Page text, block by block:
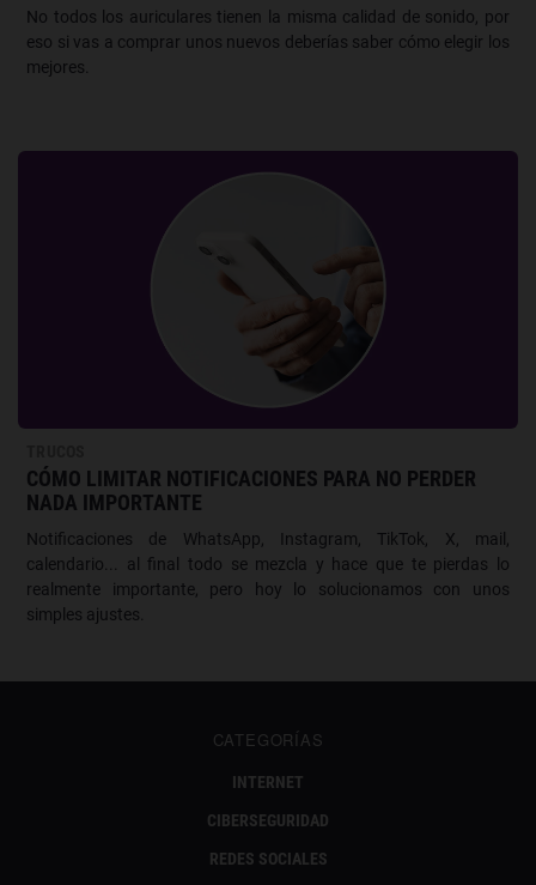
No todos los auriculares tienen la misma calidad de sonido, por
eso si vas a comprar unos nuevos deberías saber cómo elegir los
mejores.
CÓMO LIMITAR NOTIFICACIONES PARA NO PERDER
NADA IMPORTANTE
Notificaciones de WhatsApp, Instagram, TikTok, X, mail,
calendario... al final todo se mezcla y hace que te pierdas lo
realmente importante, pero hoy lo solucionamos con unos
simples ajustes.
CATEGORÍAS
INTERNET
CIBERSEGURIDAD
REDES SOCIALES